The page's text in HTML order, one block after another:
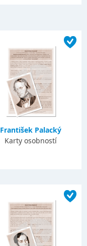
František Palacký
Karty osobností